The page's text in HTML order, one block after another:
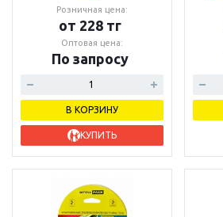
Розничная цена:
от 228 тг
Оптовая цена:
По запросу
В КОРЗИНУ
КУПИТЬ